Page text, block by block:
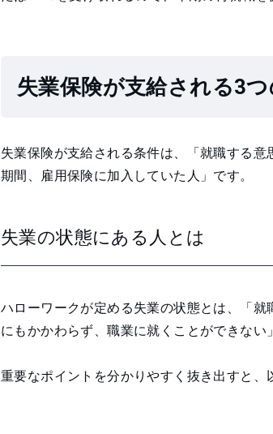
失業保険が支給される3
失業保険が支給される条件は、「就職する
期間、雇用保険に加入していた人」です。
失業の状態にある人とは
ハローワークが定める失業の状態とは、「
にもかかわらず、職業に就くことができない
重要なポイントを分かりやすく抜き出すと、